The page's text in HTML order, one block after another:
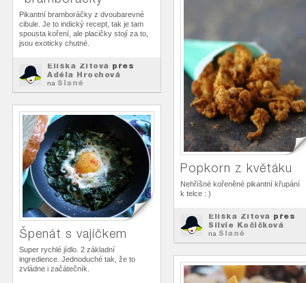
Pikantní bramboráčky z dvoubarevné
cibule. Je to indický recept, tak je tam
spousta koření, ale placičky stojí za to,
jsou exoticky chutné.
Eliška Zitová přes
Adéla Hrochová
na Slané
Popkorn z květáku
Nehříšné kořeněné pikantní křupání
k telce : )
Eliška Zitová přes
Silvie Kočičková
na Slané
Špenát s vajíčkem
Super rychlé jídlo. 2 základní
ingredience. Jednoduché tak, že to
zvládne i začátečník.